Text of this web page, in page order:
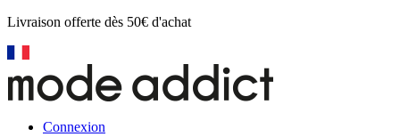
Livraison offerte dès 50€ d'achat
Connexion